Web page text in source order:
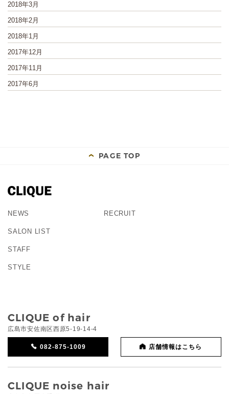
2018年3月
2018年2月
2018年1月
2017年12月
2017年11月
2017年6月
PAGE TOP
NEWS
SALON LIST
STAFF
STYLE
RECRUIT
CLIQUE of hair
広島市安佐南区西原5-19-14-4
082-875-1009 店舗情報はこちら
CLIQUE noise hair